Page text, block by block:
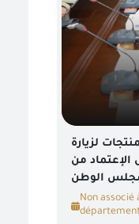
لزيارة
الإعتماد من
Non associé